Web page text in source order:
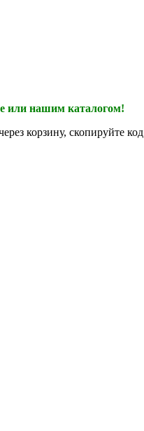
или нашим каталогом!
корзину, скопируйте код